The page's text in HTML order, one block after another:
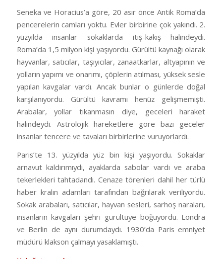
Seneka ve Horacius’a göre, 20 asır önce Antik Roma’da
pencerelerin camları yoktu. Evler birbirine çok yakındı. 2.
yüzyılda insanlar sokaklarda itiş-kakış halindeydi.
Roma’da 1,5 milyon kişi yaşıyordu. Gürültü kaynağı olarak
hayvanlar, satıcılar, taşıyıcılar, zanaatkarlar, altyapının ve
yolların yapımı ve onarımı, çöplerin atılması, yüksek sesle
yapılan kavgalar vardı. Ancak bunlar o günlerde doğal
karşılanıyordu. Gürültü kavramı henüz gelişmemişti.
Arabalar, yollar tıkanmasın diye, geceleri haraket
halindeydi. Astrolojik hareketlere göre bazı geceler
insanlar tencere ve tavaları birbirlerine vuruyorlardı.
Paris’te 13. yüzyılda yüz bin kişi yaşıyordu. Sokaklar
arnavut kaldırımıydı, ayaklarda sabolar vardı ve araba
tekerlekleri tahtadandı. Cenaze törenleri dahil her türlü
haber kralın adamları tarafından bağrılarak veriliyordu.
Sokak arabaları, satıcılar, hayvan sesleri, sarhoş naraları,
insanların kavgaları şehri gürültüye boğuyordu. Londra
ve Berlin de aynı durumdaydı. 1930’da Paris emniyet
müdürü klakson çalmayı yasaklamıştı.